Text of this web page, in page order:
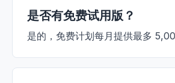
是否有免费试用版？
是的，免费计划每月提供最多